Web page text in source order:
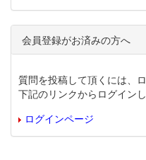
会員登録がお済みの方へ
質問を投稿して頂くには、
下記のリンクからログインし
ログインページ